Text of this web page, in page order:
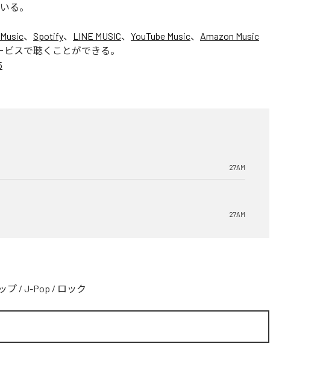
る。
、 Spotify、 LINE MUSIC、 YouTube Music、 Amazon Music
スで聴くことができる。
27AM
27AM
プ / J-Pop / ロック